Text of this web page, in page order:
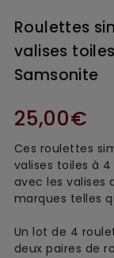
Roulettes
valises
Samsonite
25,00€
Ces roulettes
valises toiles à
avec les valises
marques telles
Un lot de 4
deux paires de